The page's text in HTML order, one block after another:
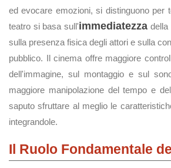
ed evocare emozioni, si distinguono per
teatro si basa sull'immediatezza della
sulla presenza fisica degli attori e sulla
pubblico. Il cinema offre maggiore
dell'immagine, sul montaggio e sul
maggiore manipolazione del tempo e
saputo sfruttare al meglio le
integrandole.
Il Ruolo Fondamentale